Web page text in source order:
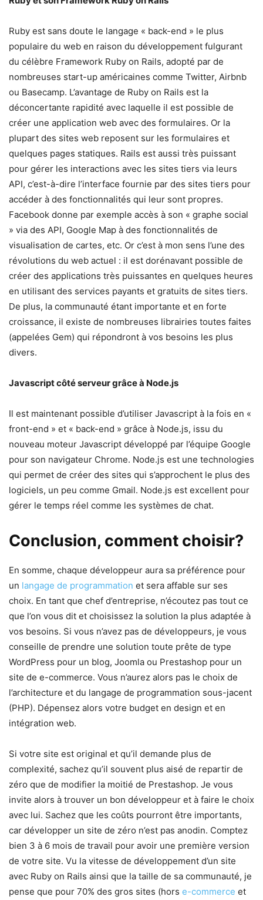
Ruby est sans doute le langage « back-end » le plus
populaire du web en raison du développement fulgurant
du célèbre Framework Ruby on Rails, adopté par de
nombreuses start-up américaines comme Twitter, Airbnb
ou Basecamp. L’avantage de Ruby on Rails est la
déconcertante rapidité avec laquelle il est possible de
créer une application web avec des formulaires. Or la
plupart des sites web reposent sur les formulaires et
quelques pages statiques. Rails est aussi très puissant
pour gérer les interactions avec les sites tiers via leurs
API, c’est-à-dire l’interface fournie par des sites tiers pour
accéder à des fonctionnalités qui leur sont propres.
Facebook donne par exemple accès à son « graphe social
» via des API, Google Map à des fonctionnalités de
visualisation de cartes, etc. Or c’est à mon sens l’une des
révolutions du web actuel : il est dorénavant possible de
créer des applications très puissantes en quelques heures
en utilisant des services payants et gratuits de sites tiers.
De plus, la communauté étant importante et en forte
croissance, il existe de nombreuses librairies toutes faites
(appelées Gem) qui répondront à vos besoins les plus
divers.
Javascript côté serveur grâce à Node.js
Il est maintenant possible d’utiliser Javascript à la fois en «
front-end » et « back-end » grâce à Node.js, issu du
nouveau moteur Javascript développé par l’équipe Google
pour son navigateur Chrome. Node.js est une technologies
qui permet de créer des sites qui s’approchent le plus des
logiciels, un peu comme Gmail. Node.js est excellent pour
gérer le temps réel comme les systèmes de chat.
Conclusion, comment choisir?
En somme, chaque développeur aura sa préférence pour
un langage de programmation et sera affable sur ses
choix. En tant que chef d’entreprise, n’écoutez pas tout ce
que l’on vous dit et choisissez la solution la plus adaptée à
vos besoins. Si vous n’avez pas de développeurs, je vous
conseille de prendre une solution toute prête de type
WordPress pour un blog, Joomla ou Prestashop pour un
site de e-commerce. Vous n’aurez alors pas le choix de
l’architecture et du langage de programmation sous-jacent
(PHP). Dépensez alors votre budget en design et en
intégration web.
Si votre site est original et qu’il demande plus de
complexité, sachez qu’il souvent plus aisé de repartir de
zéro que de modifier la moitié de Prestashop. Je vous
invite alors à trouver un bon développeur et à faire le choix
avec lui. Sachez que les coûts pourront être importants,
car développer un site de zéro n’est pas anodin. Comptez
bien 3 à 6 mois de travail pour avoir une première version
de votre site. Vu la vitesse de développement d’un site
avec Ruby on Rails ainsi que la taille de sa communauté, je
pense que pour 70% des gros sites (hors e-commerce et